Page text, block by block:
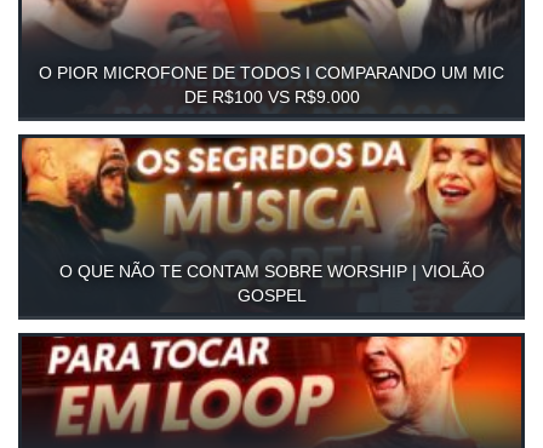
O PIOR MICROFONE DE TODOS I COMPARANDO UM MIC
DE R$100 VS R$9.000
O QUE NÃO TE CONTAM SOBRE WORSHIP | VIOLÃO
GOSPEL